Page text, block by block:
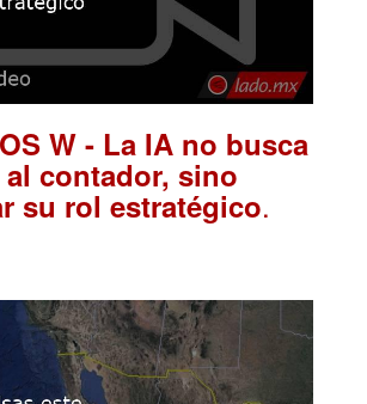
W - La IA no busca
contador, sino
su rol estratégico.